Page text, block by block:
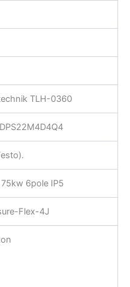
TLH-0360
6pole IP5
Flex-4J